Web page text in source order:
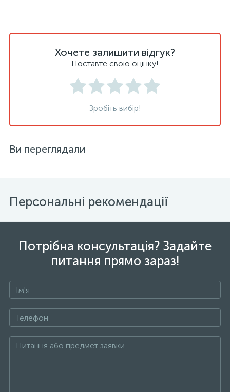
Хочете залишити відгук?
Поставте свою оцінку!
Зробіть вибір!
Ви переглядали
Персональні рекомендації
Потрібна консультація? Задайте
питання прямо зараз!